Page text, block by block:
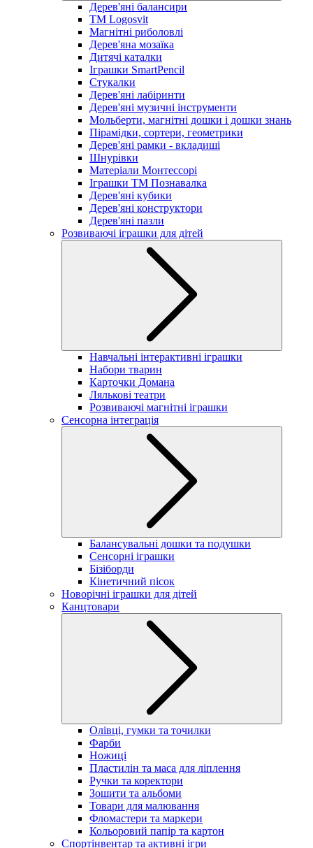
Дерев'яні балансири
TM Logosvit
Магнітні риболовлі
Дерев'яна мозаїка
Дитячі каталки
Іграшки SmartPencil
Стукалки
Дерев'яні лабіринти
Дерев'яні музичні інструменти
Мольберти, магнітні дошки і дошки знань
Пірамідки, сортери, геометрики
Дерев'яні рамки - вкладиші
Шнурівки
Матеріали Монтессорі
Іграшки ТМ Познавалка
Дерев'яні кубики
Дерев'яні конструктори
Дерев'яні пазли
Розвиваючі іграшки для дітей
Навчальні інтерактивні іграшки
Набори тварин
Карточки Домана
Лялькові театри
Розвиваючі магнітні іграшки
Сенсорна інтеграція
Балансувальні дошки та подушки
Сенсорні іграшки
Бізіборди
Кінетичний пісок
Новорічні іграшки для дітей
Канцтовари
Олівці, гумки та точилки
Фарби
Ножиці
Пластилін та маса для ліплення
Ручки та коректори
Зошити та альбоми
Товари для малювання
Фломастери та маркери
Кольоровий папір та картон
Спортінвентар та активні ігри